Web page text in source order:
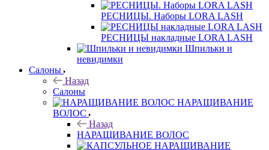
РЕСНИЦЫ. Наборы LORA LASH
РЕСНИЦЫ накладные LORA LASH
Шпильки и
невидимки
Салоны
Назад
Салоны
НАРАЩИВАНИЕ
ВОЛОС
Назад
НАРАЩИВАНИЕ ВОЛОС